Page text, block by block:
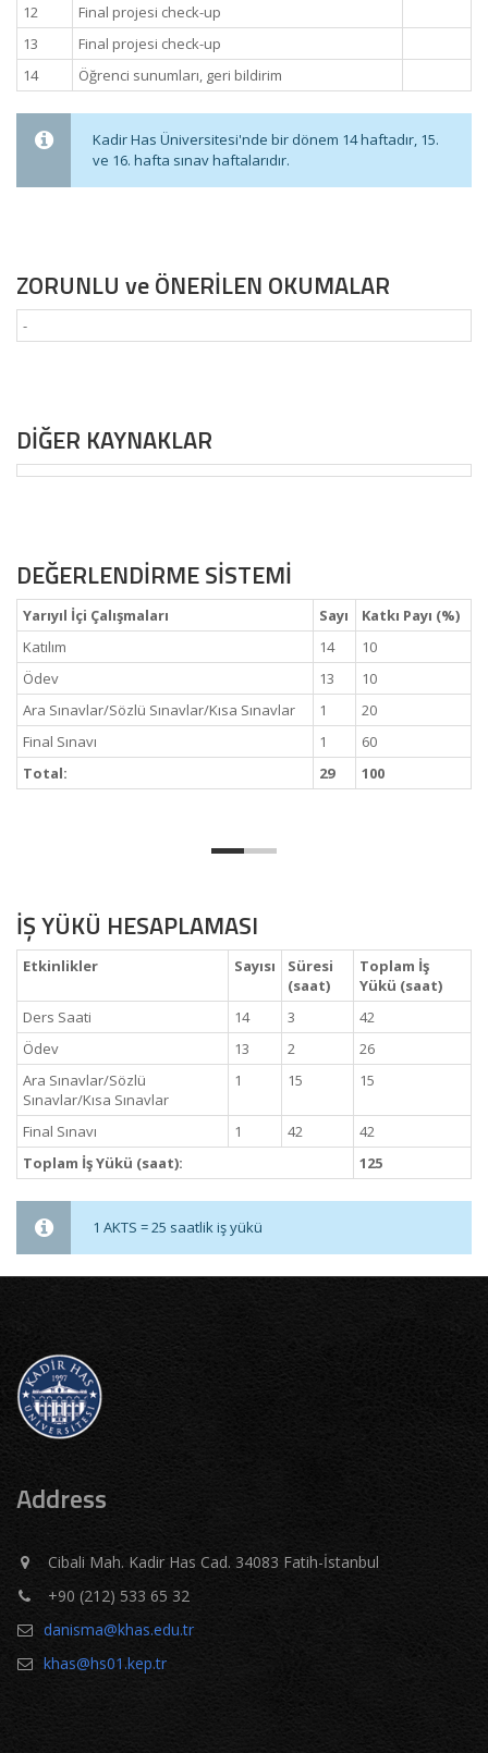
12
Final projesi check-up
13
Final projesi check-up
14
Öğrenci sunumları, geri bildirim
Kadir Has Üniversitesi'nde bir dönem 14 haftadır, 15.
ve 16. hafta sınav haftalarıdır.
ZORUNLU ve ÖNERİLEN OKUMALAR
-
DİĞER KAYNAKLAR
DEĞERLENDİRME SİSTEMİ
Yarıyıl İçi Çalışmaları Sayı
Katkı Payı (%)
Katılım
14
10
Ödev
13
10
Ara Sınavlar/Sözlü Sınavlar/Kısa Sınavlar
1
20
Final Sınavı
1
60
Total:
29 100
İŞ YÜKÜ HESAPLAMASI
Etkinlikler Sayısı
Süresi
(saat)
Toplam İş
Yükü (saat)
Ders Saati
14 3
42
Ödev
13 2
26
Ara Sınavlar/Sözlü
Sınavlar/Kısa Sınavlar
1 15 15
Final Sınavı 1 42
42
Toplam İş Yükü (saat):
125
1 AKTS = 25 saatlik iş yükü
Address
Cibali Mah. Kadir Has Cad. 34083 Fatih-İstanbul
+90 (212) 533 65 32
danisma@khas.edu.tr
khas@hs01.kep.tr